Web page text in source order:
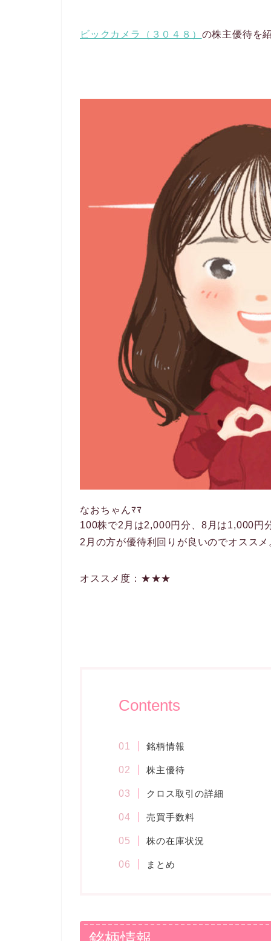
ビックカメラ（３０４８） の株主優待を
なおちゃんﾏﾏ
100株で2月は2,000円分、8月は1,000円
2月の方が優待利回りが良いのでオススメ
オススメ度：★★★
Contents
銘柄情報
株主優待
クロス取引の詳細
売買手数料
株の在庫状況
まとめ